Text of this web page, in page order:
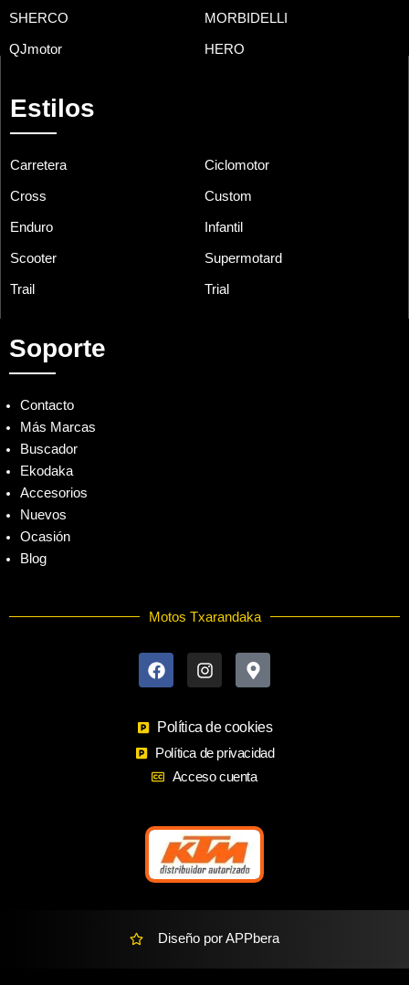
SHERCO MORBIDELLI
QJmotor HERO
Estilos
Carretera Ciclomotor
Cross Custom
Enduro Infantil
Scooter Supermotard
Trail Trial
Soporte
Contacto
Más Marcas
Buscador
Ekodaka
Accesorios
Nuevos
Ocasión
Blog
Motos Txarandaka
a
c
o
o
k
n
s
g
r
a
m
a
p
a
r
k
e
a
Política de cookies
Política de privacidad
Acceso cuenta
Diseño por APPbera